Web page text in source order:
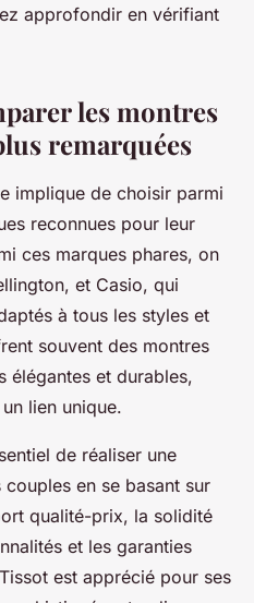
approfondir en vérifiant
les montres
remarquées
implique de choisir parmi
reconnues pour leur
ces marques phares, on
et Casio, qui
à tous les styles et
souvent des montres
élégantes et durables,
lien unique.
de réaliser une
en se basant sur
qualité-prix, la solidité
et les garanties
est apprécié pour ses